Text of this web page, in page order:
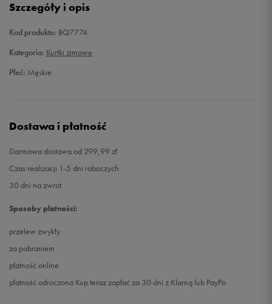
XXL Powiadom o dostępności
Szczegóły i opis
Kod produktu: BQ7774
Kategoria: Kurtki zimowe
Płeć: Męskie
Dostawa i płatność
Darmowa dostawa od 299,99 zł
Czas realizacji 1-5 dni roboczych
30 dni na zwrot
Sposoby płatności:
przelew zwykły
za pobraniem
płatność online
płatność odroczona Kup teraz zapłać za 30 dni z Klarną lub PayPo